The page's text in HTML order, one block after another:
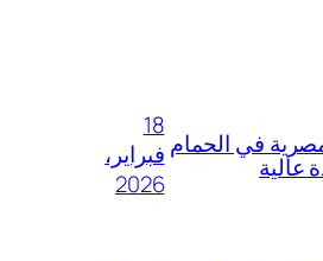
في الحمام
18
فبراير،
2026